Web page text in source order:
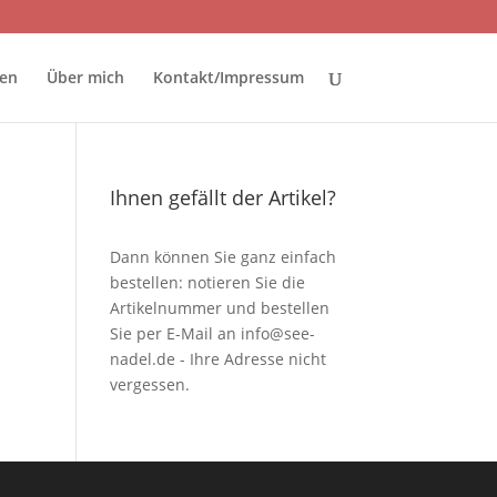
Über mich Kontakt/Impressum
Ihnen gefällt der Artikel?
Dann können Sie ganz einfach
bestellen: notieren Sie die
Artikelnummer und bestellen
Sie per E-Mail an info@see-
nadel.de - Ihre Adresse nicht
vergessen.